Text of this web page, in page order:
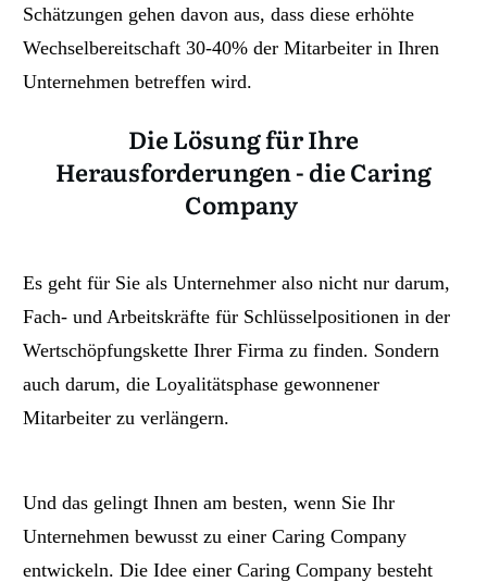
Schätzungen gehen davon aus, dass diese erhöhte
Wechselbereitschaft 30-40% der Mitarbeiter in Ihren
Unternehmen betreffen wird.
Die Lösung für Ihre
Herausforderungen - die Caring
Company
Es geht für Sie als Unternehmer also nicht nur darum,
Fach- und Arbeitskräfte für Schlüsselpositionen in der
Wertschöpfungskette Ihrer Firma zu finden. Sondern
auch darum, die Loyalitätsphase gewonnener
Mitarbeiter zu verlängern.
Und das gelingt Ihnen am besten, wenn Sie Ihr
Unternehmen bewusst zu einer Caring Company
entwickeln. Die Idee einer Caring Company besteht